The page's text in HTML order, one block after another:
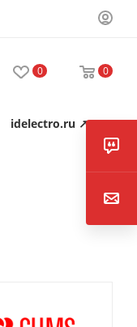
0 0
idelectro.ru ↗